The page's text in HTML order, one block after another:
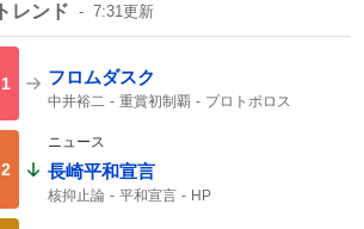
トレンド 7:31更新
1 フロムダスク
中井裕二 重賞初制覇
プロトポロス
ジェニファー
16万
2
ニュース
長崎平和宣言
核抑止論 平和宣言 HP